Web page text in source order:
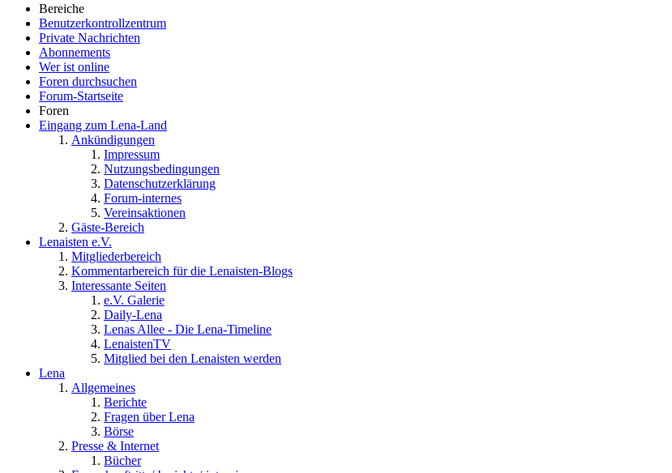
Bereiche
Benutzerkontrollzentrum
Private Nachrichten
Abonnements
Wer ist online
Foren durchsuchen
Forum-Startseite
Foren
Eingang zum Lena-Land
Ankündigungen
Impressum
Nutzungsbedingungen
Datenschutzerklärung
Forum-internes
Vereinsaktionen
Gäste-Bereich
Lenaisten e.V.
Mitgliederbereich
Kommentarbereich für die Lenaisten-Blogs
Interessante Seiten
e.V. Galerie
Daily-Lena
Lenas Allee - Die Lena-Timeline
LenaistenTV
Mitglied bei den Lenaisten werden
Lena
Allgemeines
Berichte
Fragen über Lena
Börse
Presse & Internet
Bücher